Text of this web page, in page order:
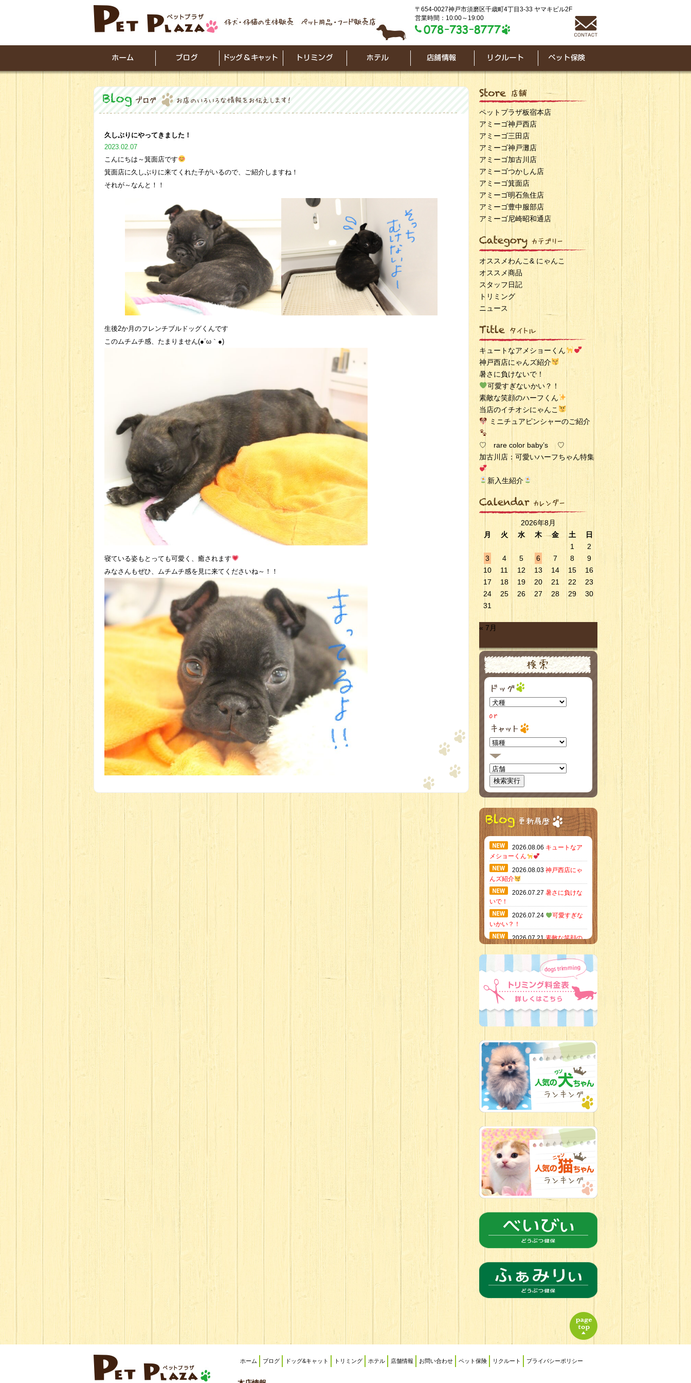
〒654-0027神戸市須磨区千歳町4丁目3-33 ヤマキビル2F
営業時間：10:00～19:00
久しぶりにやってきました！
2023.02.07
こんにちは～箕面店です
箕面店に久しぶりに来てくれた子がいるので、ご紹介しますね！
それが～なんと！！
生後2か月のフレンチブルドッグくんです
このムチムチ感、たまりません(●´ω｀●)
寝ている姿もとっても可愛く、癒されます
みなさんもぜひ、ムチムチ感を見に来てくださいね～！！
ペットプラザ板宿本店
アミーゴ神戸西店
アミーゴ三田店
アミーゴ神戸灘店
アミーゴ加古川店
アミーゴつかしん店
アミーゴ箕面店
アミーゴ明石魚住店
アミーゴ豊中服部店
アミーゴ尼崎昭和通店
オススメわんこ& にゃんこ
オススメ商品
スタッフ日記
トリミング
ニュース
キュートなアメショーくん
神戸西店にゃんズ紹介
暑さに負けないで！
可愛すぎないかい？！
素敵な笑顔のハーフくん
当店のイチオシにゃんこ
ミニチュアピンシャーのご紹介
♡ rare color baby’s ♡
加古川店：可愛いハーフちゃん特集
新入生紹介
2026年8月
月
火 水 木 金 土
日
1
2
3
4 5 6 7 8
9
10
11 12 13 14 15
16
17
18 19 20 21 22
23
24
25 26 27 28 29
30
31
« 7月
2026.08.06 キュートなア
メショーくん
2026.08.03 神戸西店にゃ
んズ紹介
2026.07.27 暑さに負けな
いで！
2026.07.24
可愛すぎな
いかい？！
2026.07.21素敵な笑顔の
当店のイチオ
シにゃんこ
2026.07.15
ミニチュア
ピンシャーのご紹介
2026.07.09加古川店：可
2026.07.06 新入生紹介
2026.07.03
ちびっこワン
コ
2026.07.01ダラダラな猫
スタッフ
新入生
2026.06.24
人懐っこすぎ
なわんちゃんず
2026.06.21
転入生のご紹
介(*ﾉωﾉ)
ホーム ブログ ドッグ&キャット トリミング ホテル 店舗情報 お問い合わせ ペット保険 リクルート プライバシーポリシー